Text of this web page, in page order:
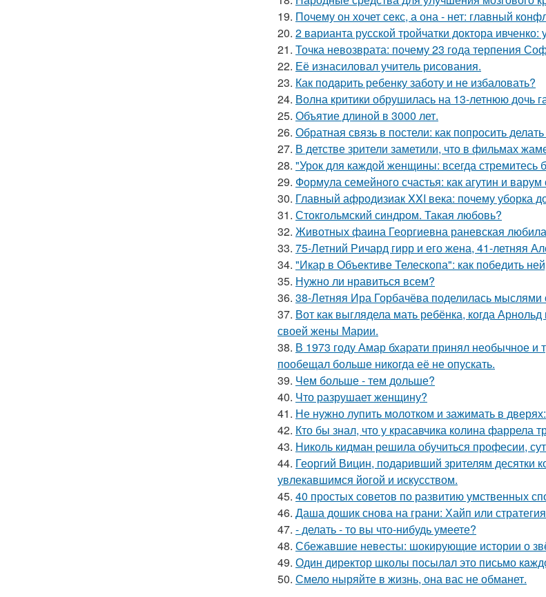
19. Почему он хочет секс, а она - нет: главный
20. 2 варианта русской тройчатки доктора
21. Точка невозврата: почему 23 года терпения
22. Её изнасиловал учитель рисования.
23. Как подapить ребенку заботу и не избаловать?
24. Волна критики обрушилась на 13-летнюю дочь
25. Объятие длиной в 3000 лет.
26. Обратная связь в постели: как попросить
27. В детстве зрители заметили, что в фильмах
28. "Урок для каждой женщины: всегда стремитесь
29. Формула семейного счастья: как агутин и
30. Главный афродизиак XXI века: почему уборка
31. Стокгольмский синдром. Такая любовь?
32. Животных фаина Георгиевна раневская любила
33. 75-Летний Ричард гирр и его жена, 41-летняя
34. "Икар в Объективе Телескопа": как победить
35. Нужно ли нравиться всем?
36. 38-Летняя Ира Горбачёва поделилась
37. Вот как выглядела мать ребёнка, когда
своей жены Марии.
38. В 1973 году Амар бхарати принял необычное
пообещал больше никогда её не опускать.
39. Чем больше - тем дольше?
40. Что разрушает женщину?
41. Не нужно лупить молотком и зажимать в
42. Кто бы знал, что у красавчика колина
43. Николь кидман решила обучиться професии,
44. Георгий Вицин, подаривший зрителям десятки
увлекавшимся йогой и искусством.
45. 40 простых советов по развитию умственных
46. Даша дошик снова на грани: Хайп или
47. - делать - то вы что-нибудь умеете?
48. Сбежавшие невесты: шокирующие истории о
49. Один дирeктор школы посылaл это письмо
50. Смело ныряйте в жизнь, она вас не обманет.